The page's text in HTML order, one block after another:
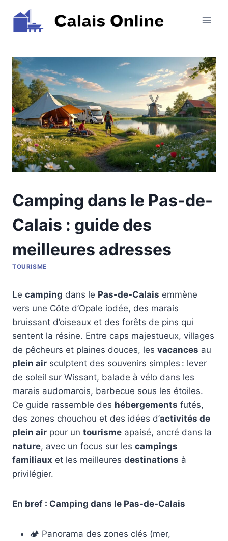
contenu
Camping dans le Pas-de-
Calais : guide des
meilleures adresses
TOURISME
Le camping dans le Pas-de-Calais emmène
vers une Côte d’Opale iodée, des marais
bruissant d’oiseaux et des forêts de pins qui
sentent la résine. Entre caps majestueux, villages
de pêcheurs et plaines douces, les vacances au
plein air sculptent des souvenirs simples : lever
de soleil sur Wissant, balade à vélo dans les
marais audomarois, barbecue sous les étoiles.
Ce guide rassemble des hébergements futés,
des zones chouchou et des idées d’activités de
plein air pour un tourisme apaisé, ancré dans la
nature, avec un focus sur les campings
familiaux et les meilleures destinations à
privilégier.
En bref : Camping dans le Pas-de-Calais
🏕️ Panorama des zones clés (mer,